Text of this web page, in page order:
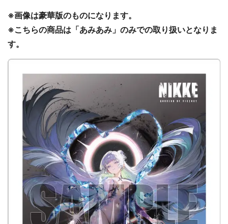
※画像は豪華版のものになります。
※こちらの商品は「あみあみ」のみでの取り扱いとなりま
す。